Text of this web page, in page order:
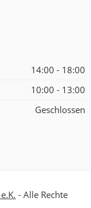
14:00 - 18:00
10:00 - 13:00
Geschlossen
- Alle Rechte